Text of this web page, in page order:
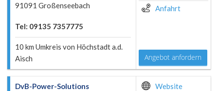
91091 Großenseebach
Tel: 09135 7357775
10 km Umkreis von Höchstadt a.d.
Aisch
Anfahrt
Angebot anfordern
DvB-Power-Solutions
Website